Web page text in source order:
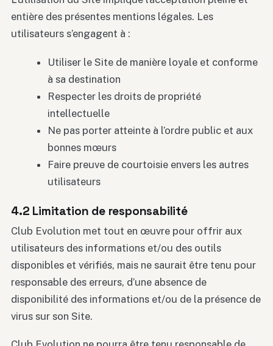
entière des présentes mentions légales. Les
utilisateurs s’engagent à :
Utiliser le Site de manière loyale et conforme
à sa destination
Respecter les droits de propriété
intellectuelle
Ne pas porter atteinte à l’ordre public et aux
bonnes mœurs
Faire preuve de courtoisie envers les autres
utilisateurs
4.2 Limitation de responsabilité
Club Evolution met tout en œuvre pour offrir aux
utilisateurs des informations et/ou des outils
disponibles et vérifiés, mais ne saurait être tenu pour
responsable des erreurs, d’une absence de
disponibilité des informations et/ou de la présence de
virus sur son Site.